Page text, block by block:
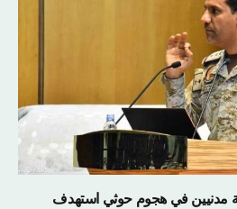
مدنيين في هجوم حوثي استهدف